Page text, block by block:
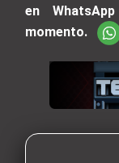
en
momento.